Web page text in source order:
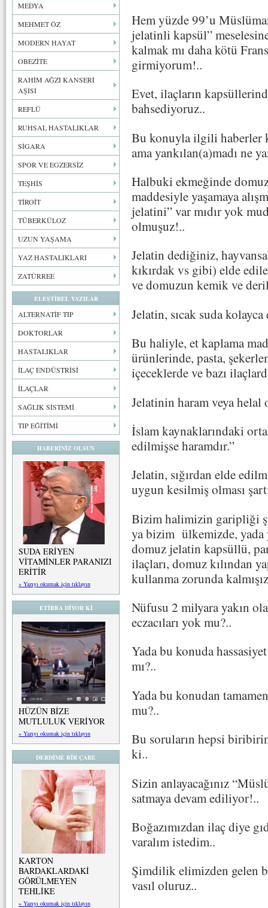
MEDYA
MEHMET ÖZ
MODERN HAYAT
OBEZİTE
RAHİM AĞZI KANSERİ
AŞISI
REFLÜ
RUHSAL HASTALIKLAR
SİGARA
SPOR VE EGZERSİZ
TEŞHİS
TİROİT
TÜBERKÜLOZ
UZUN YAŞAMA
YAZ HASTALIKLARI
ZATÜRREE
ELEŞTİREL YAZILAR
ALTERNATİF TIP
DOKTORLAR
HASTALIKLAR
İLAÇ ENDÜSTRİSİ
İLAÇLAR
SAĞLIK SİSTEMİ
TIP EĞİTİMİ
HABERİNİZ OLSUN
SUDA ERİYEN
VİTAMİNLER PARANIZI
ERİTİR
» Yazıyı okumak için tıklayın
ETİBBA DİYOR Kİ
HÜZÜN BİZE
MUTLULUK VERİYOR
» Yazıyı okumak için tıklayın
DERDİME BİR ÇARE
KARTON
BARDAKLARDAKİ
GÖRÜLMEYEN
TEHLİKE
» Yazıyı okumak için tıklayın
Hem yüzde 99’u
jelatinli kapsül”
kalmak mı daha kötü
girmiyorum!..
Evet, ilaçların
bahsediyoruz..
Bu konuyla ilgili haberler
ama yankılan(a)madı ne
Halbuki ekmeğinde
maddesiyle yaşamaya
jelatini” var mıdır yok
olmuşuz!..
Jelatin dediğiniz,
kıkırdak vs gibi) elde
ve domuzun kemik ve
Jelatin, sıcak suda
Bu haliyle, et kaplama
ürünlerinde, pasta,
içeceklerde ve bazı
Jelatinin haram veya helal
İslam kaynaklarındaki
edilmişse haramdır.”
Jelatin, sığırdan elde
uygun kesilmiş olması
Bizim halimizin garipliği
ya bizim ülkemizde, yada
domuz jelatin kapsüllü,
ilaçları, domuz kılından
kullanma zorunda
Nüfusu 2 milyara yakın
eczacıları yok mu?..
Yada bu konuda
mı?..
Yada bu konudan
mu?..
Bu soruların hepsi
ki..
Sizin anlayacağınız
satmaya devam ediliyor!..
Boğazımızdan ilaç diye
varalım istedim..
Şimdilik elimizden gelen
vasıl oluruz..